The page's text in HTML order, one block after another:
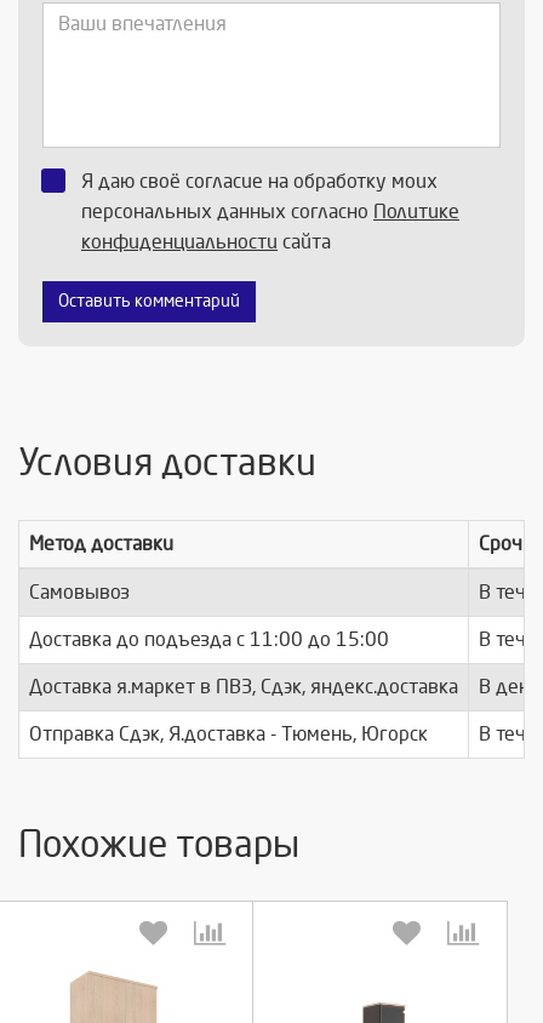
Я даю своё согласие на обработку моих
персональных данных согласно Политике
конфиденциальности сайта
Оставить комментарий
Условия доставки
Метод доставки
Самовывоз В
Доставка до подъезда c 11:00 до 15:00 В
Доставка я.маркет в ПВЗ, Сдэк, яндекс.доставка В день
Отправка Сдэк, Я.доставка - Тюмень, Югорск В
Похожие товары